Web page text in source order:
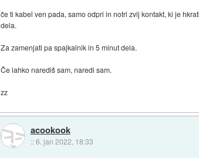
če ti kabel ven pada, samo odpri in notri zvij kontakt, ki je
dela.
Za zamenjati pa spajkalnik in 5 minut dela.
Če lahko narediš sam, naredi sam.
zz
acookook
::6. jan 2022, 18:33